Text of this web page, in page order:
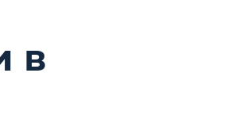
в